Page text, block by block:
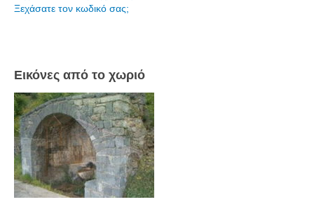
Ξεχάσατε τον κωδικό σας;
Εικόνες από το χωριό